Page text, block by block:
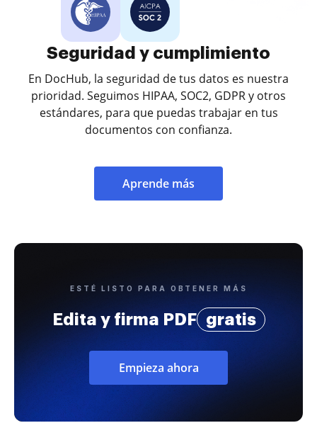
Seguridad y cumplimiento
En DocHub, la seguridad de tus datos es nuestra
prioridad. Seguimos HIPAA, SOC2, GDPR y otros
estándares, para que puedas trabajar en tus
documentos con confianza.
Aprende más
ESTÉ LISTO PARA OBTENER MÁS
Edita y firma PDF gratis
Empieza ahora